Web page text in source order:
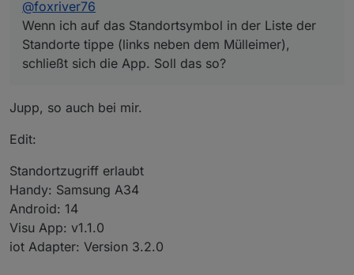
dieser Account trotzdem genutzt.
fox
P.S. na wer findet das Easteregg zum 10-Jahres-
Event? ;-)
@foxriver76
Wenn ich auf das Standortsymbol in der Liste der
Standorte tippe (links neben dem Mülleimer),
schließt sich die App. Soll das so?
Jupp, so auch bei mir.
Edit:
Standortzugriff erlaubt
Handy: Samsung A34
Android: 14
Visu App: v1.1.0
iot Adapter: Version 3.2.0